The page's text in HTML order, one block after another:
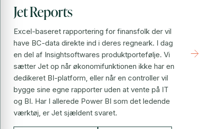
Jet Reports
Excel-baseret rapportering for finansfolk der vil
have BC-data direkte ind i deres regneark. I dag
en del af Insightsoftwares produktportefølje. Vi
sætter Jet op når økonomifunktionen ikke har en
dedikeret BI-platform, eller når en controller vil
bygge sine egne rapporter uden at vente på IT
og BI. Har I allerede Power BI som det ledende
værktøj, er Jet sjældent svaret.
arrow_forward